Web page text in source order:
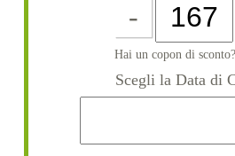
-
Hai un copon di
Scegli la Data di